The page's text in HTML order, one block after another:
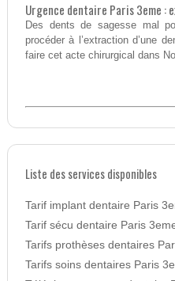
Urgence dentaire Paris 3eme :
Des dents de sagesse mal
procéder à l’extraction d’une
faire cet acte chirurgical dans
Liste des services disponibles
Tarif implant dentaire Paris
Tarif sécu dentaire Paris
Tarifs prothèses dentaires
Tarifs soins dentaires Paris